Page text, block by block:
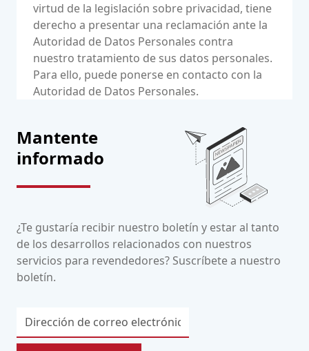
virtud de la legislación sobre privacidad, tiene
derecho a presentar una reclamación ante la
Autoridad de Datos Personales contra
nuestro tratamiento de sus datos personales.
Para ello, puede ponerse en contacto con la
Autoridad de Datos Personales.
Mantente
informado
¿Te gustaría recibir nuestro boletín y estar al tanto
de los desarrollos relacionados con nuestros
servicios para revendedores? Suscríbete a nuestro
boletín.